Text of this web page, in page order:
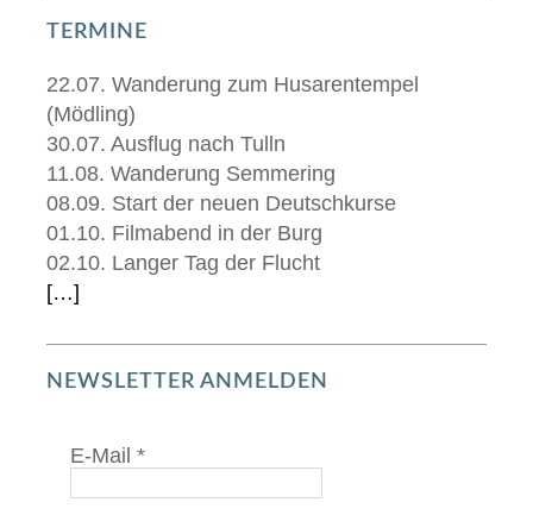
TERMINE
22.07. Wanderung zum Husarentempel
(Mödling)
30.07. Ausflug nach Tulln
11.08. Wanderung Semmering
08.09. Start der neuen Deutschkurse
01.10. Filmabend in der Burg
02.10. Langer Tag der Flucht
[…]
NEWSLETTER ANMELDEN
E-Mail *